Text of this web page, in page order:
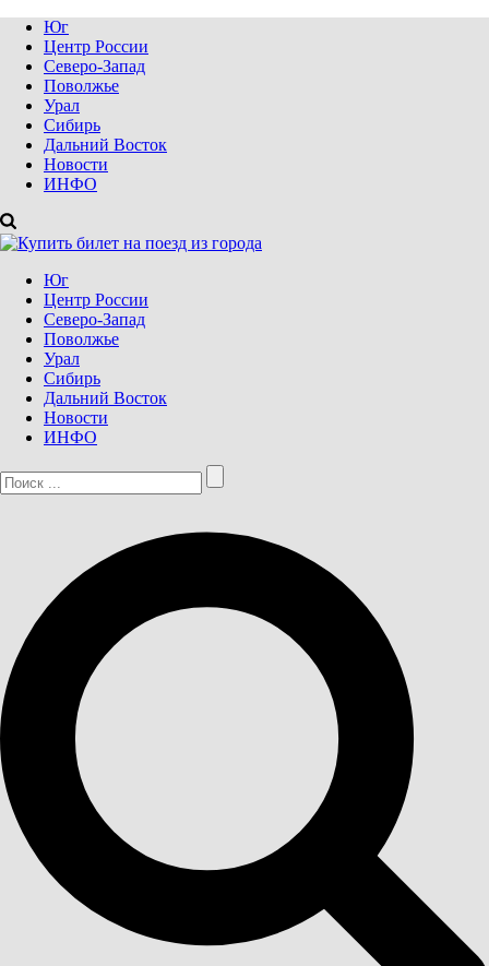
Юг
Центр России
Северо-Запад
Поволжье
Урал
Сибирь
Дальний Восток
Новости
ИНФО
Юг
Центр России
Северо-Запад
Поволжье
Урал
Сибирь
Дальний Восток
Новости
ИНФО